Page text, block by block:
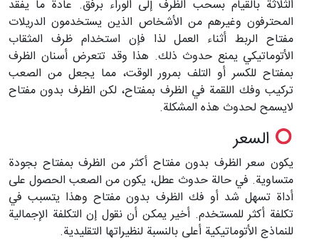
الثلاثة بالقيام بسحب الظرف إلى الوراء برفق. عادةً ما يفقد
المحترفون وغيرهم من الأشخاص الذين يستخدمون الدريلات
مفتاح الربط أثناء العمل لذا فإن استخدام ظرف المثقاب
الأتوماتيكي يمنع حدوث ذلك. هذا وقد تتعرض أسنان الظرف
بمفتاح للكسر أو التلف بمرور الوقت، مما يجعل من الصعب
تركيب وفك اللقمة في الظرف بمفتاح، لكن الظرف بدون مفتاح
لايسمح لحدوث هذه المشكلة.
السعر
يكون سعر الظرف بدون مفتاح أكثر من الظرف بمفتاح بجودة
متساوية. في حالة حدوث عطل، يكون من الصعب الحصول على
أداة تسهل شد أو فك الظرف بدون مفتاح وهذا يتسبب في
تكلفة أكثر للمستخدم. أخير يمكن أن نقول إن التكلفة الإجمالية
للنماذج الأتوماتيكية أعلى بالنسبة لنظيراتها التقليدية.